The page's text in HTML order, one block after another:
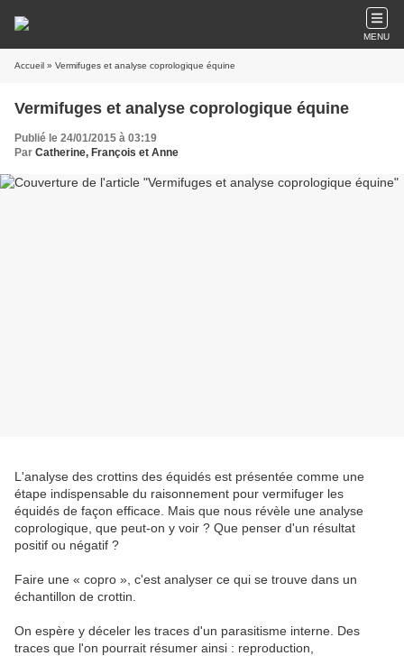
MENU
Accueil » Vermifuges et analyse coprologique équine
Vermifuges et analyse coprologique équine
Publié le 24/01/2015 à 03:19
Par Catherine, François et Anne
L'analyse des crottins des équidés est présentée comme une
étape indispensable du raisonnement pour vermifuger les
équidés de façon efficace. Mais que nous révèle une analyse
coprologique, que peut-on y voir ? Que penser d'un résultat
positif ou négatif ?
Faire une « copro », c'est analyser ce qui se trouve dans un
échantillon de crottin.
On espère y déceler les traces d'un parasitisme interne. Des
traces que l'on pourrait résumer ainsi : reproduction,